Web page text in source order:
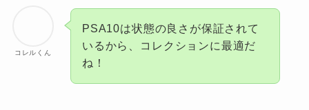
コレルくん
PSA10は状態の良さが保証されて
いるから、コレクションに最適だ
ね！